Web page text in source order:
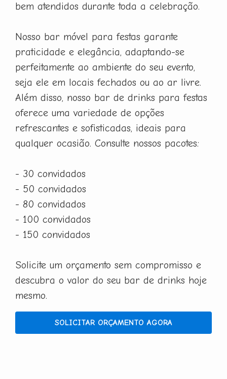
bem atendidos durante toda a celebração.
Nosso bar móvel para festas garante
praticidade e elegância, adaptando-se
perfeitamente ao ambiente do seu evento,
seja ele em locais fechados ou ao ar livre.
Além disso, nosso bar de drinks para festas
oferece uma variedade de opções
refrescantes e sofisticadas, ideais para
qualquer ocasião. Consulte nossos pacotes:
- 30 convidados
- 50 convidados
- 80 convidados
- 100 convidados
- 150 convidados
Solicite um orçamento sem compromisso e
descubra o valor do seu bar de drinks hoje
mesmo.
SOLICITAR ORÇAMENTO AGORA